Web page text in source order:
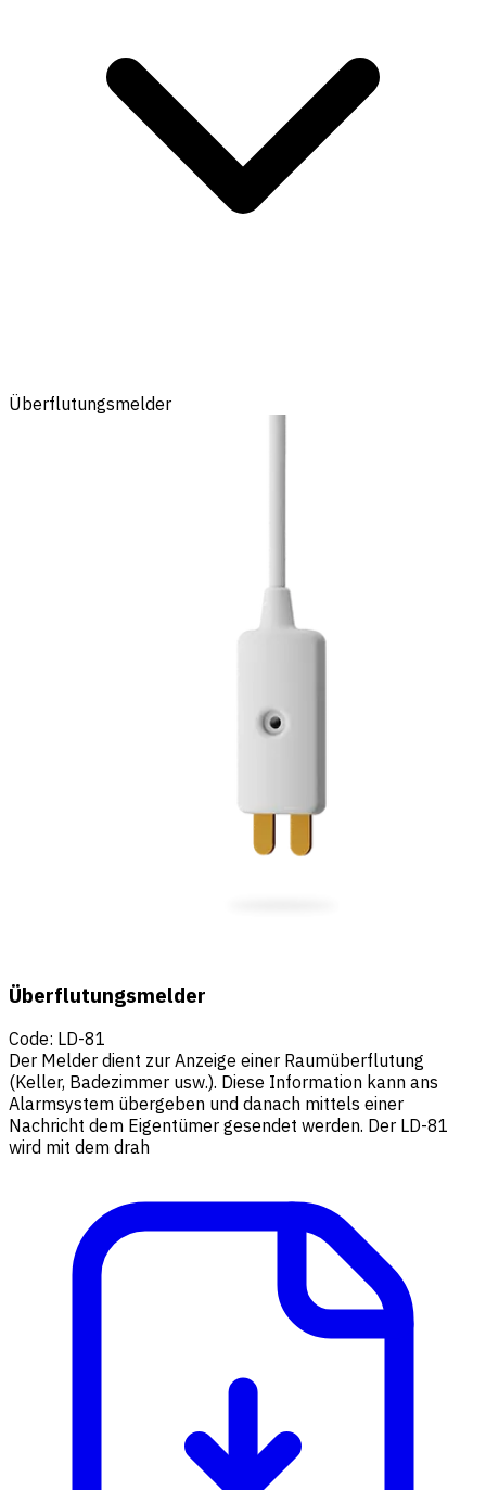
Überflutungsmelder
Überflutungsmelder
Code: LD-81
Der Melder dient zur Anzeige einer Raumüberflutung
(Keller, Badezimmer usw.). Diese Information kann ans
Alarmsystem übergeben und danach mittels einer
Nachricht dem Eigentümer gesendet werden. Der LD-81
wird mit dem drah